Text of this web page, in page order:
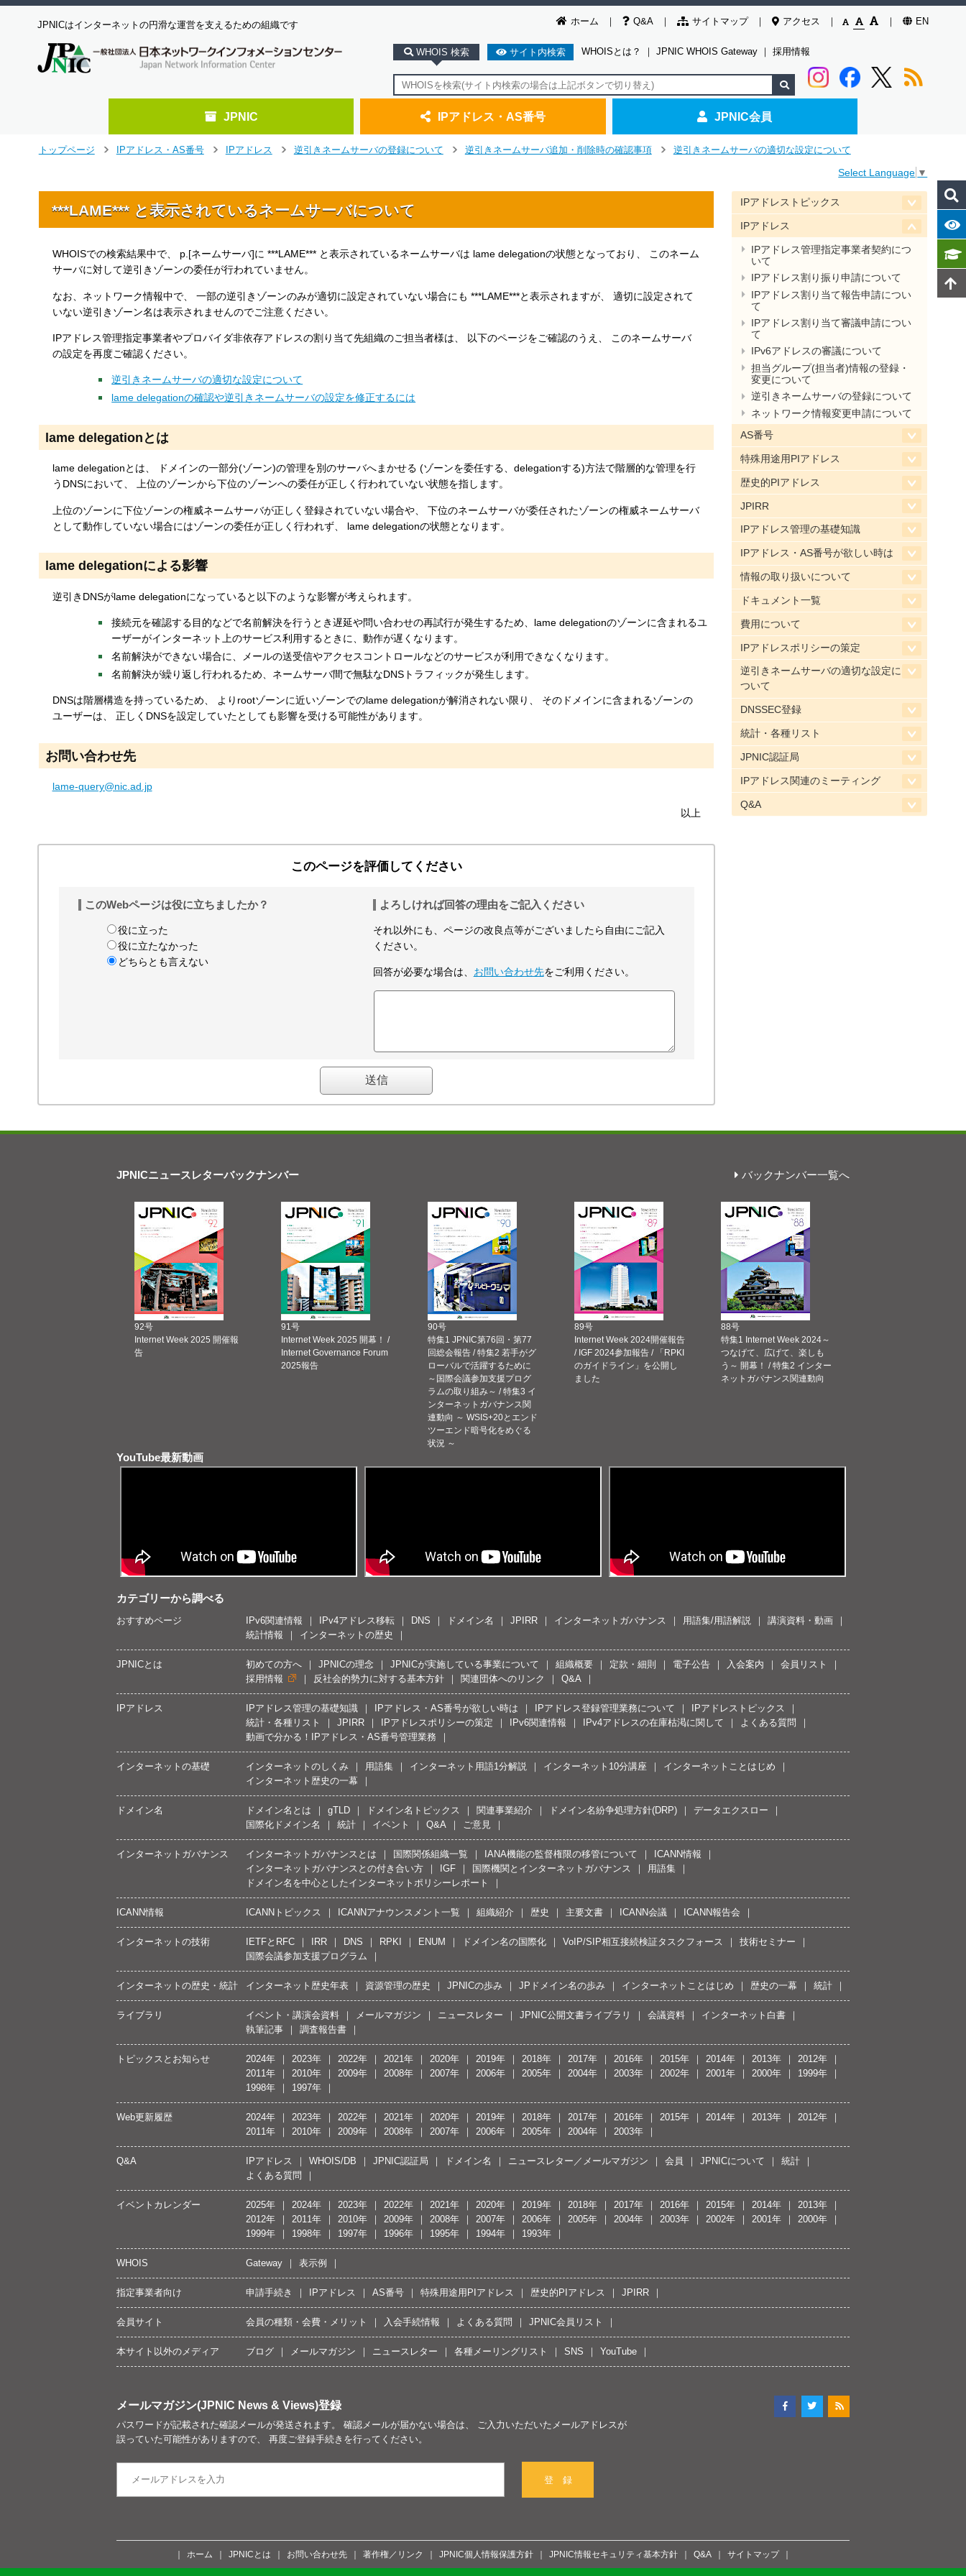
ホーム Q&A サイトマップ アクセス EN
JPNICはインターネットの円滑な運営を支えるための組織です
WHOIS 検索 サイト内検索 WHOISとは？ ｜ JPNIC WHOIS Gateway ｜ 採用情報
JPNIC IPアドレス・AS番号 JPNIC会員
トップページ
IPアドレス・AS番号
IPアドレス
逆引きネームサーバの登録について
逆引きネームサーバ追加・削除時の確認事項
逆引きネームサーバの適切な設定について
Select Language ▼
***LAME*** と表示されているネームサーバについて
WHOISでの検索結果中で、 p.[ネームサーバ]に ***LAME*** と表示されているネームサーバは lame delegationの状態となっており、 このネーム
サーバに対して逆引きゾーンの委任が行われていません。
なお、ネットワーク情報中で、 一部の逆引きゾーンのみが適切に設定されていない場合にも ***LAME***と表示されますが、 適切に設定されて
いない逆引きゾーン名は表示されませんのでご注意ください。
IPアドレス管理指定事業者やプロバイダ非依存アドレスの割り当て先組織のご担当者様は、 以下のページをご確認のうえ、 このネームサーバ
の設定を再度ご確認ください。
逆引きネームサーバの適切な設定について
lame delegationの確認や逆引きネームサーバの設定を修正するには
lame delegationとは
lame delegationとは、 ドメインの一部分(ゾーン)の管理を別のサーバへまかせる (ゾーンを委任する、delegationする)方法で階層的な管理を行
うDNSにおいて、 上位のゾーンから下位のゾーンへの委任が正しく行われていない状態を指します。
上位のゾーンに下位ゾーンの権威ネームサーバが正しく登録されていない場合や、 下位のネームサーバが委任されたゾーンの権威ネームサーバ
として動作していない場合にはゾーンの委任が正しく行われず、 lame delegationの状態となります。
lame delegationによる影響
逆引きDNSがlame delegationになっていると以下のような影響が考えられます。
接続元を確認する目的などで名前解決を行うとき遅延や問い合わせの再試行が発生するため、lame delegationのゾーンに含まれるユ
ーザーがインターネット上のサービス利用するときに、動作が遅くなります。
名前解決ができない場合に、メールの送受信やアクセスコントロールなどのサービスが利用できなくなります。
名前解決が繰り返し行われるため、ネームサーバ間で無駄なDNSトラフィックが発生します。
DNSは階層構造を持っているため、 よりrootゾーンに近いゾーンでのlame delegationが解消されない限り、 そのドメインに含まれるゾーンの
ユーザーは、 正しくDNSを設定していたとしても影響を受ける可能性があります。
お問い合わせ先
lame-query@nic.ad.jp
以上
IPアドレストピックス
IPアドレス
IPアドレス管理指定事業者契約につ
いて
IPアドレス割り振り申請について
IPアドレス割り当て報告申請につい
て
IPアドレス割り当て審議申請につい
て
IPv6アドレスの審議について
担当グループ(担当者)情報の登録・
変更について
逆引きネームサーバの登録について
ネットワーク情報変更申請について
AS番号
特殊用途用PIアドレス
歴史的PIアドレス
JPIRR
IPアドレス管理の基礎知識
IPアドレス・AS番号が欲しい時は
情報の取り扱いについて
ドキュメント一覧
費用について
IPアドレスポリシーの策定
逆引きネームサーバの適切な設定に
ついて
DNSSEC登録
統計・各種リスト
JPNIC認証局
IPアドレス関連のミーティング
Q&A
このページを評価してください
このWebページは役に立ちましたか？
役に立った
役に立たなかった
どちらとも言えない
よろしければ回答の理由をご記入ください
それ以外にも、ページの改良点等がございましたら自由にご記入
ください。
回答が必要な場合は、 お問い合わせ先をご利用ください。
JPNICニュースレターバックナンバー バックナンバー一覧へ
92号
Internet Week 2025 開催報
告
91号
Internet Week 2025 開幕！ /
Internet Governance Forum
2025報告
90号
特集1 JPNIC第76回・第77
回総会報告 / 特集2 若手がグ
ローバルで活躍するために
～国際会議参加支援プログ
ラムの取り組み～ / 特集3 イ
ンターネットガバナンス関
連動向 ～ WSIS+20とエンド
ツーエンド暗号化をめぐる
状況 ～
89号
Internet Week 2024開催報告
/ IGF 2024参加報告 / 「RPKI
のガイドライン」を公開し
ました
88号
特集1 Internet Week 2024～
つなげて、広げて、楽しも
う～ 開幕！ / 特集2 インター
ネットガバナンス関連動向
YouTube最新動画
カテゴリーから調べる
おすすめページ IPv6関連情報 IPv4アドレス移転 DNS ドメイン名 JPIRR インターネットガバナンス 用語集/用語解説
講演資料・動画
統計情報
インターネットの歴史
JPNICとは 初めての方へ JPNICの理念 JPNICが実施している事業について 組織概要 定款・細則 電子公告 入会案内
会員リスト
採用情報
反社会的勢力に対する基本方針 関連団体へのリンク Q&A
IPアドレス IPアドレス管理の基礎知識 IPアドレス・AS番号が欲しい時は IPアドレス登録管理業務について
IPアドレストピックス
統計・各種リスト
JPIRR IPアドレスポリシーの策定 IPv6関連情報 IPv4アドレスの在庫枯渇に関して
よくある質問
動画で分かる！IPアドレス・AS番号管理業務
インターネットの基礎 インターネットのしくみ 用語集 インターネット用語1分解説 インターネット10分講座
インターネットことはじめ
インターネット歴史の一幕
ドメイン名 ドメイン名とは gTLD ドメイン名トピックス 関連事業紹介 ドメイン名紛争処理方針(DRP)
データエクスロー
国際化ドメイン名
統計 イベント Q&A ご意見
インターネットガバナンス インターネットガバナンスとは 国際関係組織一覧 IANA機能の監督権限の移管について
ICANN情報
インターネットガバナンスとの付き合い方
IGF 国際機関とインターネットガバナンス
用語集
ドメイン名を中心としたインターネットポリシーレポート
ICANN情報 ICANNトピックス ICANNアナウンスメント一覧 組織紹介 歴史 主要文書 ICANN会議 ICANN報告会
インターネットの技術 IETFとRFC IRR DNS RPKI ENUM ドメイン名の国際化 VoIP/SIP相互接続検証タスクフォース
技術セミナー
国際会議参加支援プログラム
インターネットの歴史・統計 インターネット歴史年表 資源管理の歴史 JPNICの歩み JPドメイン名の歩み インターネットことはじめ 歴史の一幕 統計
ライブラリ イベント・講演会資料 メールマガジン ニュースレター JPNIC公開文書ライブラリ 会議資料
インターネット白書
執筆記事
調査報告書
トピックスとお知らせ 2024年 2023年 2022年 2021年 2020年 2019年 2018年 2017年 2016年 2015年 2014年 2013年
2012年
2011年
2010年 2009年 2008年 2007年 2006年 2005年 2004年 2003年 2002年 2001年 2000年
1999年
1998年
1997年
Web更新履歴 2024年 2023年 2022年 2021年 2020年 2019年 2018年 2017年 2016年 2015年 2014年 2013年
2012年
2011年
2010年 2009年 2008年 2007年 2006年 2005年 2004年 2003年
Q&A IPアドレス WHOIS/DB JPNIC認証局 ドメイン名 ニュースレター／メールマガジン 会員 JPNICについて
統計
よくある質問
イベントカレンダー 2025年 2024年 2023年 2022年 2021年 2020年 2019年 2018年 2017年 2016年 2015年 2014年
2013年
2012年
2011年 2010年 2009年 2008年 2007年 2006年 2005年 2004年 2003年 2002年 2001年
2000年
1999年
1998年 1997年 1996年 1995年 1994年 1993年
WHOIS Gateway 表示例
指定事業者向け 申請手続き IPアドレス AS番号 特殊用途用PIアドレス 歴史的PIアドレス JPIRR
会員サイト 会員の種類・会費・メリット 入会手続情報 よくある質問 JPNIC会員リスト
本サイト以外のメディア ブログ メールマガジン ニュースレター 各種メーリングリスト SNS YouTube
メールマガジン(JPNIC News & Views)登録
パスワードが記載された確認メールが発送されます。 確認メールが届かない場合は、 ご入力いただいたメールアドレスが
誤っていた可能性がありますので、 再度ご登録手続きを行ってください。
登 録
ホーム JPNICとは お問い合わせ先 著作権／リンク JPNIC個人情報保護方針 JPNIC情報セキュリティ基本方針 Q&A サイトマップ